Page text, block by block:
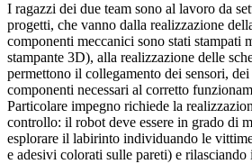
I ragazzi dei due team sono al lavoro da
progetti, che vanno dalla realizzazione
componenti meccanici sono stati stampati
stampante 3D), alla realizzazione delle
permettono il collegamento dei sensori,
componenti necessari al corretto
Particolare impegno richiede la
controllo: il robot deve essere in grado di
esplorare il labirinto individuando le
e adesivi colorati sulle pareti) e rilasciando